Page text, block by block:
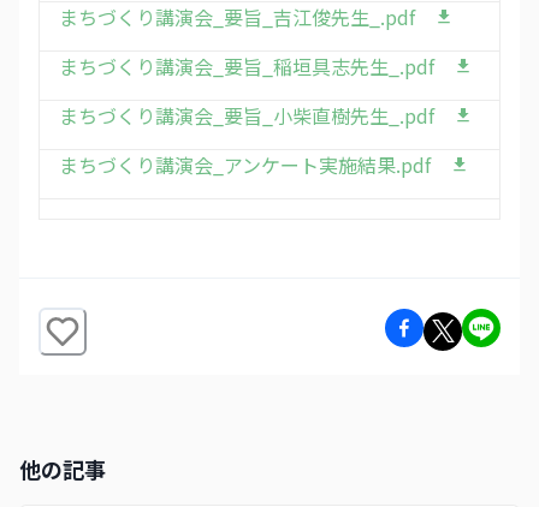
まちづくり講演会_要旨_吉江俊先生_.pdf
まちづくり講演会_要旨_稲垣具志先生_.pdf
まちづくり講演会_要旨_小柴直樹先生_.pdf
まちづくり講演会_アンケート実施結果.pdf
他の記事